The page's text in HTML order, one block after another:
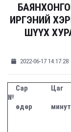
ИРГЭНИЙ
ШҮҮХ
2022-06-17 14:17:28
№
Сар
өдөр
Цаг
минут